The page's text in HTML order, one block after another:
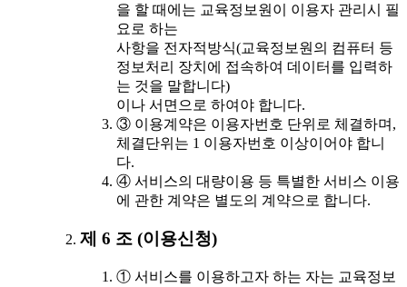
을 할 때에는 교육정보원이 이용자 관리시 필
요로 하는
사항을 전자적방식(교육정보원의 컴퓨터 등
정보처리 장치에 접속하여 데이터를 입력하
는 것을 말합니다)
이나 서면으로 하여야 합니다.
③ 이용계약은 이용자번호 단위로 체결하며,
체결단위는 1 이용자번호 이상이어야 합니
다.
④ 서비스의 대량이용 등 특별한 서비스 이용
에 관한 계약은 별도의 계약으로 합니다.
제 6 조 (이용신청)
① 서비스를 이용하고자 하는 자는 교육정보